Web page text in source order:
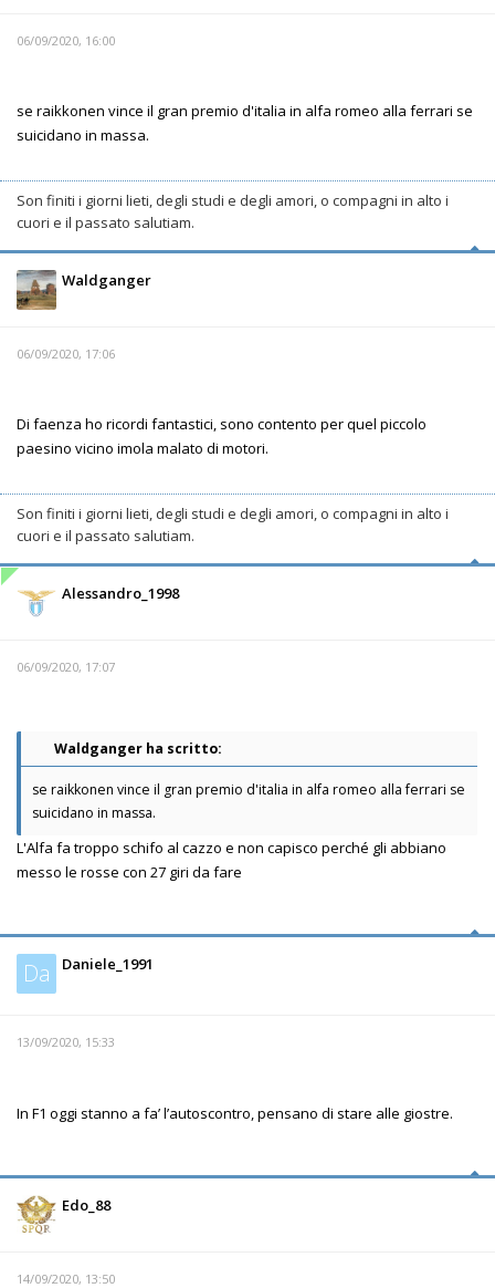
06/09/2020, 16:00
se raikkonen vince il gran premio d'italia in alfa romeo alla ferrari se
suicidano in massa.
Son finiti i giorni lieti, degli studi e degli amori, o compagni in alto i
cuori e il passato salutiam.
Waldganger
06/09/2020, 17:06
Di faenza ho ricordi fantastici, sono contento per quel piccolo
paesino vicino imola malato di motori.
Son finiti i giorni lieti, degli studi e degli amori, o compagni in alto i
cuori e il passato salutiam.
Alessandro_1998
06/09/2020, 17:07
Waldganger ha scritto:
se raikkonen vince il gran premio d'italia in alfa romeo alla ferrari se
suicidano in massa.
L'Alfa fa troppo schifo al cazzo e non capisco perché gli abbiano
messo le rosse con 27 giri da fare
Da Daniele_1991
13/09/2020, 15:33
In F1 oggi stanno a fa’ l’autoscontro, pensano di stare alle giostre.
Edo_88
14/09/2020, 13:50